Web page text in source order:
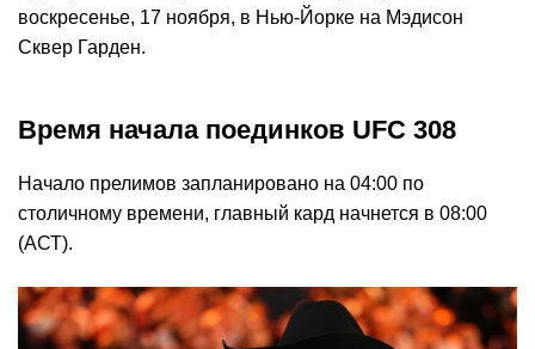
воскресенье, 17 ноября, в Нью-Йорке на Мэдисон
Сквер Гарден.
Время начала поединков UFC 308
Начало прелимов запланировано на 04:00 по
столичному времени, главный кард начнется в 08:00
(АСТ).